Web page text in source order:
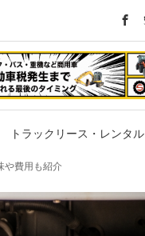
トラックリース・レンタル
や費用も紹介